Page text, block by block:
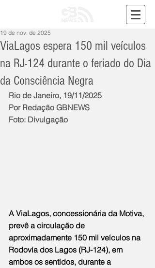
ViaLagos espera 150 mil veículos
na RJ-124 durante o feriado do Dia
da Consciência Negra
19 de nov. de 2025
Rio de Janeiro, 19/11/2025
Por Redação GBNEWS
Foto: Divulgação
A ViaLagos, concessionária da Motiva,
prevê a circulação de
aproximadamente 150 mil veículos na
Rodovia dos Lagos (RJ-124), em
ambos os sentidos, durante a